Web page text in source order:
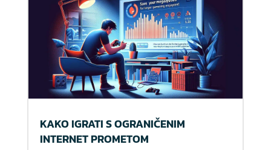
KAKO IGRATI S OGRANIČENIM
INTERNET PROMETOM